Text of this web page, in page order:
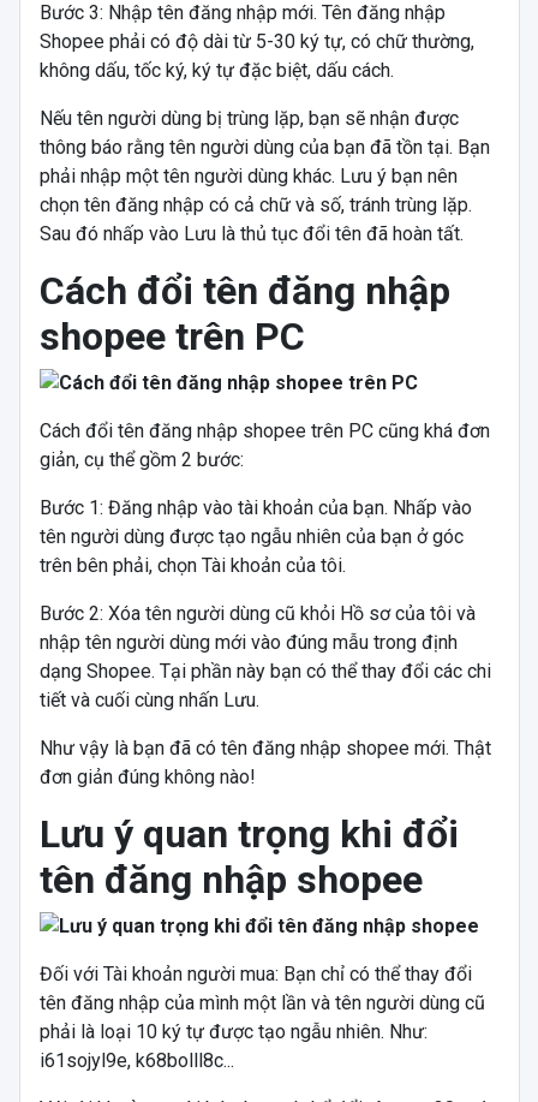
Bước 3: Nhập tên đăng nhập mới. Tên đăng nhập
Shopee phải có độ dài từ 5-30 ký tự, có chữ thường,
không dấu, tốc ký, ký tự đặc biệt, dấu cách.
Nếu tên người dùng bị trùng lặp, bạn sẽ nhận được
thông báo rằng tên người dùng của bạn đã tồn tại. Bạn
phải nhập một tên người dùng khác. Lưu ý bạn nên
chọn tên đăng nhập có cả chữ và số, tránh trùng lặp.
Sau đó nhấp vào Lưu là thủ tục đổi tên đã hoàn tất.
Cách đổi tên đăng nhập
shopee trên PC
Cách đổi tên đăng nhập shopee trên PC cũng khá đơn
giản, cụ thể gồm 2 bước:
Bước 1: Đăng nhập vào tài khoản của bạn. Nhấp vào
tên người dùng được tạo ngẫu nhiên của bạn ở góc
trên bên phải, chọn Tài khoản của tôi.
Bước 2: Xóa tên người dùng cũ khỏi Hồ sơ của tôi và
nhập tên người dùng mới vào đúng mẫu trong định
dạng Shopee. Tại phần này bạn có thể thay đổi các chi
tiết và cuối cùng nhấn Lưu.
Như vậy là bạn đã có tên đăng nhập shopee mới. Thật
đơn giản đúng không nào!
Lưu ý quan trọng khi đổi
tên đăng nhập shopee
Đối với Tài khoản người mua: Bạn chỉ có thể thay đổi
tên đăng nhập của mình một lần và tên người dùng cũ
phải là loại 10 ký tự được tạo ngẫu nhiên. Như:
i61sojyl9e, k68bolll8c...